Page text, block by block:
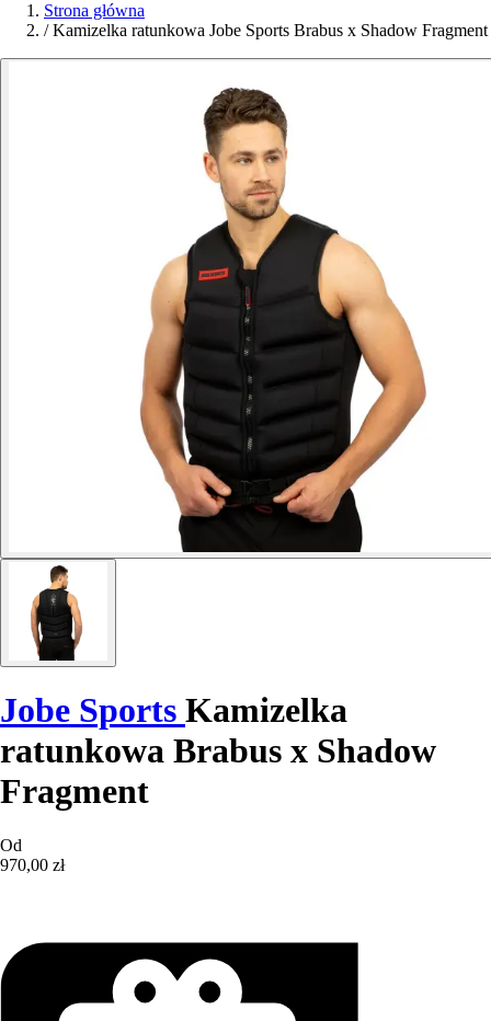
Strona główna
/ Kamizelka ratunkowa Jobe Sports Brabus x Shadow Fragment
Jobe Sports Kamizelka
ratunkowa Brabus x Shadow
Fragment
Od
970,00 zł